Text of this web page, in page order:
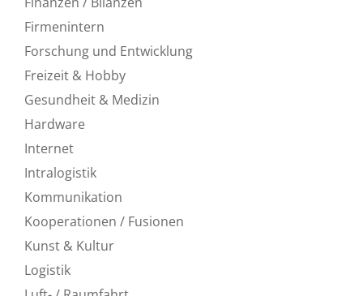
Firmenintern
Forschung und Entwicklung
Freizeit & Hobby
Gesundheit & Medizin
Hardware
Internet
Intralogistik
Kommunikation
Kooperationen / Fusionen
Kunst & Kultur
Logistik